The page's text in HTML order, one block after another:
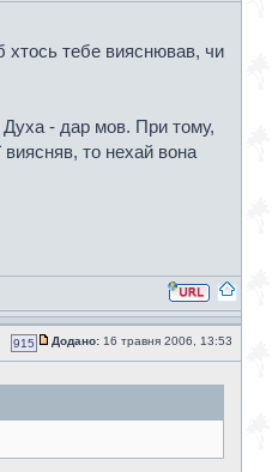
хтось тебе вияснював, чи
- дар мов. При тому,
виясняв, то нехай вона
915 Додано: 16 травня 2006, 13:53